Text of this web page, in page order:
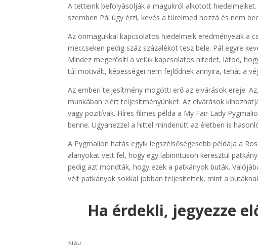
A tetteink befolyásolják a magukról alkotott
szemben Pál úgy érzi, kevés a türelmed hozzá és nem
Az önmagukkal kapcsolatos hiedelmeik eredményezik a
meccseken pedig száz százalékot tesz bele. Pál egyre
Mindez megerősíti a velük kapcsolatos hitedet, látod,
túl motivált, képességei nem fejlődnek annyira, tehát a
Az emberi teljesítmény mögötti erő az elvárások ereje.
munkában elért teljesítményünket. Az elvárások
vagy pozitívak. Híres filmes példa a My Fair Lady
benne. Ugyanezzel a hittel mindenütt az életben is
A Pygmalion hatás egyik legszélsőségesebb példája a
alanyokat vett fel, hogy egy labirintuson keresztül
pedig azt mondták, hogy ezek a patkányok buták.
vélt patkányok sokkal jobban teljesítettek, mint a
Ha érdekli, jegyezze